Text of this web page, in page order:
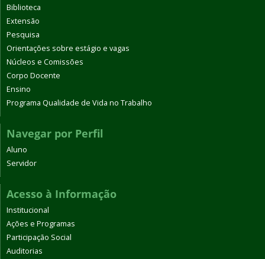
Biblioteca
Extensão
Pesquisa
Orientações sobre estágio e vagas
Núcleos e Comissões
Corpo Docente
Ensino
Programa Qualidade de Vida no Trabalho
Navegar por Perfil
Aluno
Servidor
Acesso à Informação
Institucional
Ações e Programas
Participação Social
Auditorias